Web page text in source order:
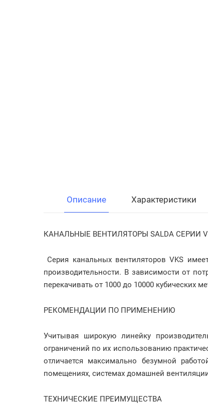
Описание Характеристики
КАНАЛЬНЫЕ ВЕНТИЛЯТОРЫ SALDA СЕРИИ
Серия канальных вентиляторов VKS
производительности. В зависимости от
перекачивать от 1000 до 10000 кубических
РЕКОМЕНДАЦИИ ПО ПРИМЕНЕНИЮ
Учитывая широкую линейку
ограничений по их использованию
отличается максимально безумной
помещениях, системах домашней
ТЕХНИЧЕСКИЕ ПРЕИМУЩЕСТВА